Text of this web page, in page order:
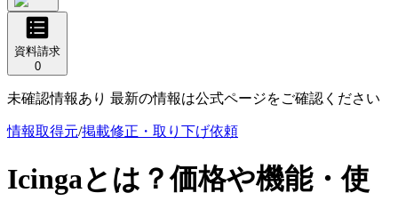
資料請求
0
未確認情報あり 最新の情報は公式ページをご確認ください
情報取得元/掲載修正・取り下げ依頼
Icingaとは？価格や機能・使